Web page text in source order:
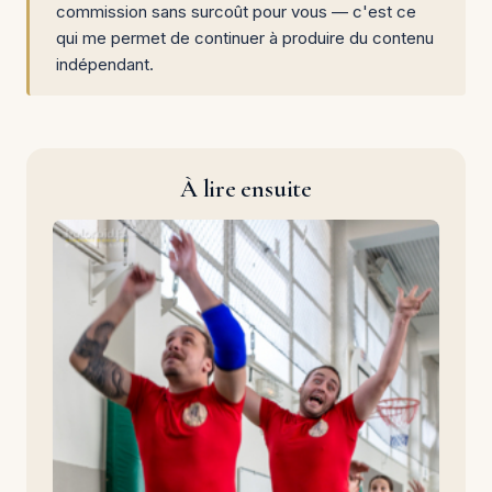
commission sans surcoût pour vous — c'est ce
qui me permet de continuer à produire du contenu
indépendant.
À lire ensuite